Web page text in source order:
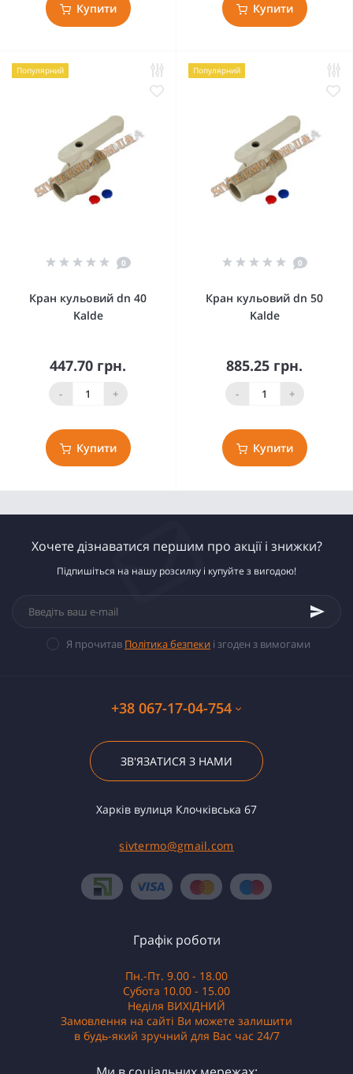
Купити Купити
Популярний
0
Кран кульовий dn 40
Kalde
447.70 грн.
- +
Купити
Популярний
0
Кран кульовий dn 50
Kalde
885.25 грн.
- +
Купити
Хочете дізнаватися першим про акції і знижки?
Підпишіться на нашу розсилку і купуйте з вигодою!
Я прочитав Політика безпеки і згоден з вимогами
+38 067-17-04-754
ЗВ'ЯЗАТИСЯ З НАМИ
Харків вулиця Клочківська 67
sivtermo@gmail.com
Графік роботи
Пн.-Пт. 9.00 - 18.00
Субота 10.00 - 15.00
Неділя ВИХІДНИЙ
Замовлення на сайті Ви можете залишити
в будь-який зручний для Вас час 24/7